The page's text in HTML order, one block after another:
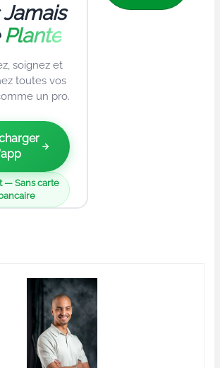
Plante
soignez et
toutes vos
un pro.
— Sans carte
bancaire